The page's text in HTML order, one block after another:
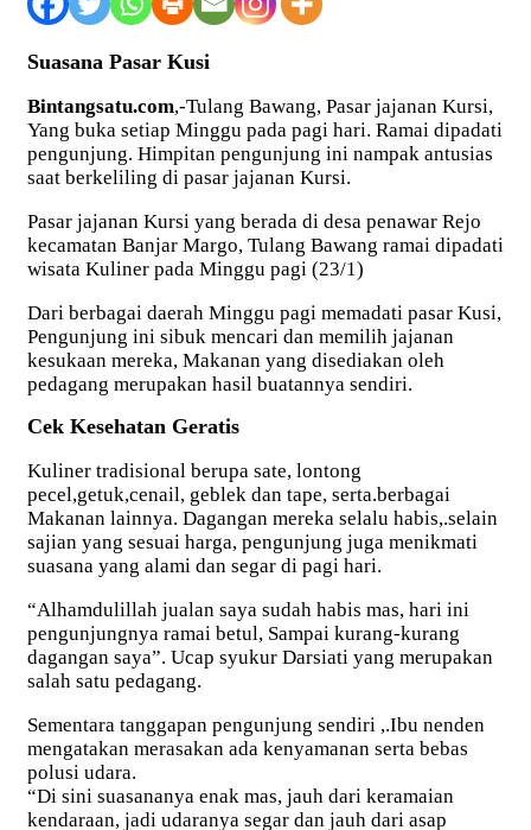
Suasana Pasar Kusi
Bintangsatu.com,-Tulang Bawang, Pasar jajanan Kursi,
Yang buka setiap Minggu pada pagi hari. Ramai dipadati
pengunjung. Himpitan pengunjung ini nampak antusias
saat berkeliling di pasar jajanan Kursi.
Pasar jajanan Kursi yang berada di desa penawar Rejo
kecamatan Banjar Margo, Tulang Bawang ramai dipadati
wisata Kuliner pada Minggu pagi (23/1)
Dari berbagai daerah Minggu pagi memadati pasar Kusi,
Pengunjung ini sibuk mencari dan memilih jajanan
kesukaan mereka, Makanan yang disediakan oleh
pedagang merupakan hasil buatannya sendiri.
Cek Kesehatan Geratis
Kuliner tradisional berupa sate, lontong
pecel,getuk,cenail, geblek dan tape, serta.berbagai
Makanan lainnya. Dagangan mereka selalu habis,.selain
sajian yang sesuai harga, pengunjung juga menikmati
suasana yang alami dan segar di pagi hari.
“Alhamdulillah jualan saya sudah habis mas, hari ini
pengunjungnya ramai betul, Sampai kurang-kurang
dagangan saya”. Ucap syukur Darsiati yang merupakan
salah satu pedagang.
Sementara tanggapan pengunjung sendiri ,.Ibu nenden
mengatakan merasakan ada kenyamanan serta bebas
polusi udara.
“Di sini suasananya enak mas, jauh dari keramaian
kendaraan, jadi udaranya segar dan jauh dari asap